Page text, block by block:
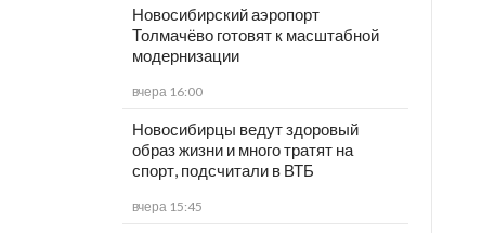
Новосибирский аэропорт
Толмачёво готовят к масштабной
модернизации
вчера 16:00
Новосибирцы ведут здоровый
образ жизни и много тратят на
спорт, подсчитали в ВТБ
вчера 15:45